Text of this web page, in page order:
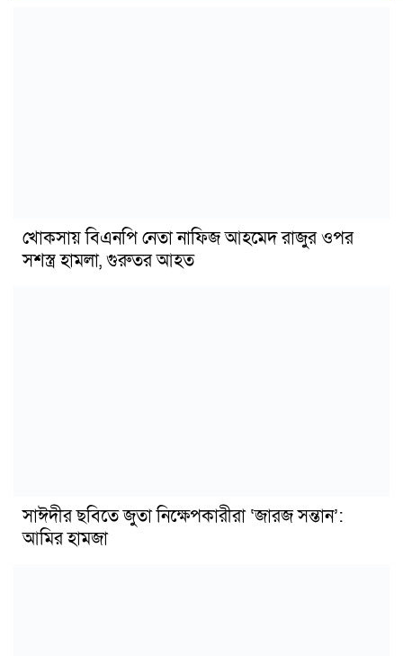
খোকসায় বিএনপি নেতা নাফিজ আহমেদ রাজুর ওপর
সশস্ত্র হামলা, গুরুতর আহত
সাঈদীর ছবিতে জুতা নিক্ষেপকারীরা ‘জারজ সন্তান’:
আমির হামজা